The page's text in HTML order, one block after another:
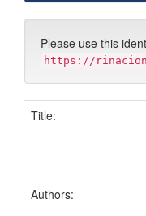
Please use this
https://
Title:
Authors: